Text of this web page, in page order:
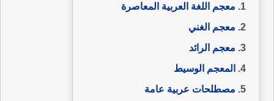
معجم اللغة العربية المعاصرة
معجم الغني
معجم الرائد
المعجم الوسيط
مصطلحات عربية عامة